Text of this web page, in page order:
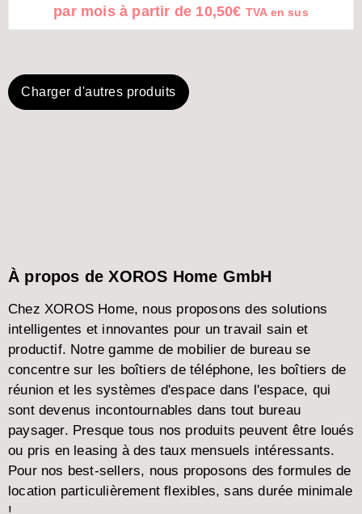
par mois à partir de 10,50€ TVA en sus
Charger d'autres produits
À propos de XOROS Home GmbH
Chez XOROS Home, nous proposons des solutions
intelligentes et innovantes pour un travail sain et
productif. Notre gamme de mobilier de bureau se
concentre sur les boîtiers de téléphone, les boîtiers de
réunion et les systèmes d'espace dans l'espace, qui
sont devenus incontournables dans tout bureau
paysager. Presque tous nos produits peuvent être loués
ou pris en leasing à des taux mensuels intéressants.
Pour nos best-sellers, nous proposons des formules de
location particulièrement flexibles, sans durée minimale